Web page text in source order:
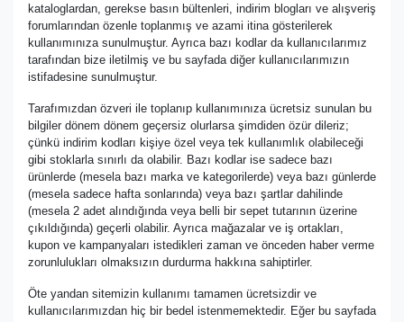
kataloglardan, gerekse basın bültenleri, indirim blogları ve alışveriş
forumlarından özenle toplanmış ve azami itina gösterilerek
kullanımınıza sunulmuştur. Ayrıca bazı kodlar da kullanıcılarımız
tarafından bize iletilmiş ve bu sayfada diğer kullanıcılarımızın
istifadesine sunulmuştur.
Tarafımızdan özveri ile toplanıp kullanımınıza ücretsiz sunulan bu
bilgiler dönem dönem geçersiz olurlarsa şimdiden özür dileriz;
çünkü indirim kodları kişiye özel veya tek kullanımlık olabileceği
gibi stoklarla sınırlı da olabilir. Bazı kodlar ise sadece bazı
ürünlerde (mesela bazı marka ve kategorilerde) veya bazı günlerde
(mesela sadece hafta sonlarında) veya bazı şartlar dahilinde
(mesela 2 adet alındığında veya belli bir sepet tutarının üzerine
çıkıldığında) geçerli olabilir. Ayrıca mağazalar ve iş ortakları,
kupon ve kampanyaları istedikleri zaman ve önceden haber verme
zorunlulukları olmaksızın durdurma hakkına sahiptirler.
Öte yandan sitemizin kullanımı tamamen ücretsizdir ve
kullanıcılarımızdan hiç bir bedel istenmemektedir. Eğer bu sayfada